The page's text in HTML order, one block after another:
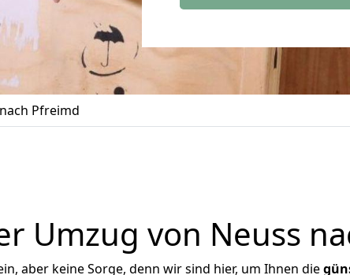
Pfreimd
Umzug von Neuss
aber keine Sorge, denn wir sind hier, um Ihnen die